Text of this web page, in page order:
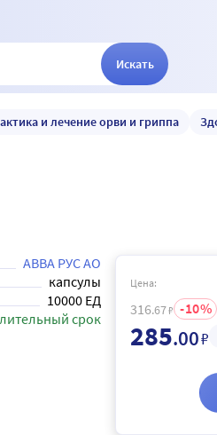
Искать
и лечение орви и гриппа
АВВА РУС АО
капсулы
10000 ЕД
срок
Цена:
316.67₽ 10
285.00₽